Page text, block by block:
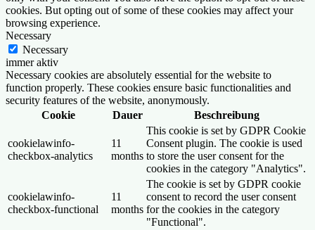
cookies. But opting out of some of these cookies may affect your
browsing experience.
Necessary
Necessary
immer aktiv
Necessary cookies are absolutely essential for the website to
function properly. These cookies ensure basic functionalities and
security features of the website, anonymously.
Cookie
Dauer Beschreibung
cookielawinfo-
checkbox-analytics
11
months
This cookie is set by GDPR Cookie
Consent plugin. The cookie is used
to store the user consent for the
cookies in the category "Analytics".
cookielawinfo-
checkbox-functional
11
months
The cookie is set by GDPR cookie
consent to record the user consent
for the cookies in the category
"Functional".